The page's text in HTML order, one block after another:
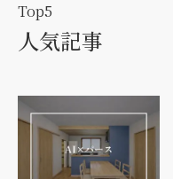
Top5
人気記事